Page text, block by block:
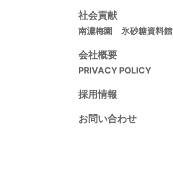
社会貢献
南濃梅園 氷砂糖資料館
会社概要
PRIVACY POLICY
採用情報
お問い合わせ